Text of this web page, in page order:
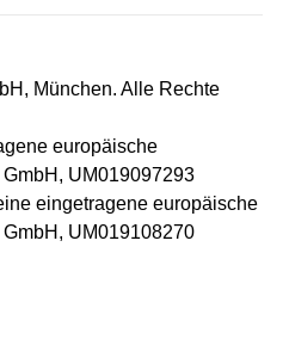
München. Alle Rechte
europäische
UM019097293
eingetragene europäische
UM019108270